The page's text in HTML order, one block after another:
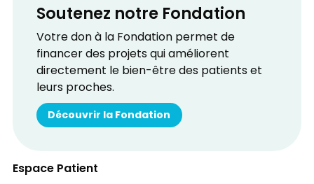
Soutenez notre Fondation
Votre don à la Fondation permet de
financer des projets qui améliorent
directement le bien-être des patients et
leurs proches.
Découvrir la Fondation
Espace Patient